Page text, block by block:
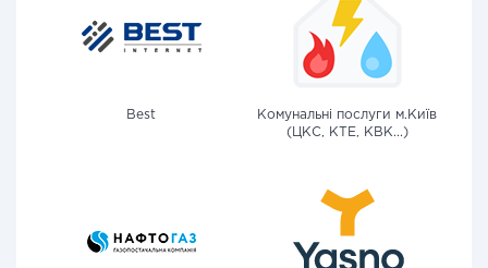
Best
Комунальні послуги м.Київ
(ЦКС, КТЕ, КВК...)